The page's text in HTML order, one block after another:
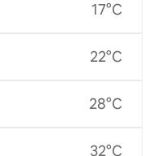
17°C
22°C
28°C
32°C